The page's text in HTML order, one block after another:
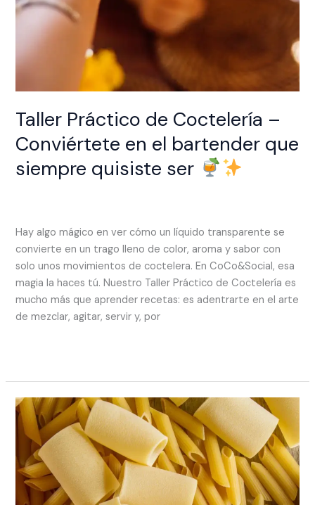
Taller Práctico de Coctelería –
Conviértete en el bartender que
siempre quisiste ser
Hay algo mágico en ver cómo un líquido transparente se
convierte en un trago lleno de color, aroma y sabor con
solo unos movimientos de coctelera. En CoCo&Social, esa
magia la haces tú. Nuestro Taller Práctico de Coctelería es
mucho más que aprender recetas: es adentrarte en el arte
de mezclar, agitar, servir y, por
Taller
Práctico
de
Pasta
Fresca,
Serenata